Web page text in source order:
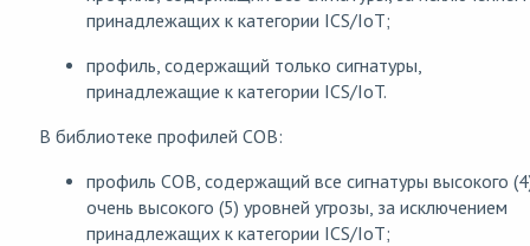
принадлежащих к категории ICS/IoT;
профиль, содержащий только сигнатуры,
принадлежащие к категории ICS/IoT.
В библиотеке профилей СОВ:
профиль СОВ, содержащий все сигнатуры высокого
очень высокого (5) уровней угрозы, за исключением
принадлежащих к категории ICS/IoT;